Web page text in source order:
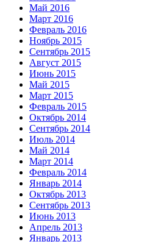
Май 2016
Март 2016
Февраль 2016
Ноябрь 2015
Сентябрь 2015
Август 2015
Июнь 2015
Май 2015
Март 2015
Февраль 2015
Октябрь 2014
Сентябрь 2014
Июль 2014
Май 2014
Март 2014
Февраль 2014
Январь 2014
Октябрь 2013
Сентябрь 2013
Июнь 2013
Апрель 2013
Январь 2013